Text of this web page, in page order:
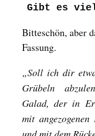
Gibt es
Bitteschön, aber
Fassung.
„Soll ich dir
Grübeln
Galad, der in
mit